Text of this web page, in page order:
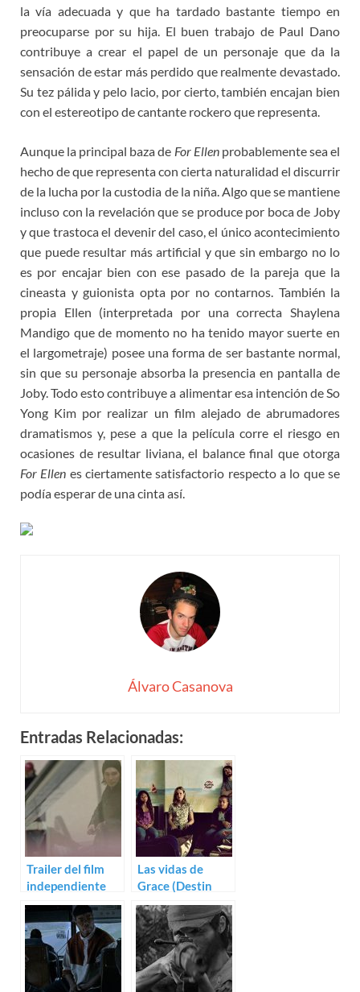
la vía adecuada y que ha tardado bastante tiempo en
preocuparse por su hija. El buen trabajo de Paul Dano
contribuye a crear el papel de un personaje que da la
sensación de estar más perdido que realmente devastado.
Su tez pálida y pelo lacio, por cierto, también encajan bien
con el estereotipo de cantante rockero que representa.
Aunque la principal baza de For Ellenprobablemente sea el
hecho de que representa con cierta naturalidad el discurrir
de la lucha por la custodia de la niña. Algo que se mantiene
incluso con la revelación que se produce por boca de Joby
y que trastoca el devenir del caso, el único acontecimiento
que puede resultar más artificial y que sin embargo no lo
es por encajar bien con ese pasado de la pareja que la
cineasta y guionista opta por no contarnos. También la
propia Ellen (interpretada por una correcta Shaylena
Mandigo que de momento no ha tenido mayor suerte en
el largometraje) posee una forma de ser bastante normal,
sin que su personaje absorba la presencia en pantalla de
Joby. Todo esto contribuye a alimentar esa intención de So
Yong Kim por realizar un film alejado de abrumadores
dramatismos y, pese a que la película corre el riesgo en
ocasiones de resultar liviana, el balance final que otorga
For Ellen es ciertamente satisfactorio respecto a lo que se
podía esperar de una cinta así.
Álvaro Casanova
Entradas Relacionadas:
Trailer del film
independiente
For Ellen con
Paul Dano
Las vidas de
Grace (Destin
Cretton)